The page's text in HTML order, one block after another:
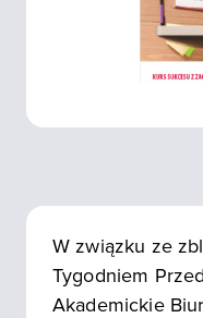
W związku ze
Tygodniem
Akademickie